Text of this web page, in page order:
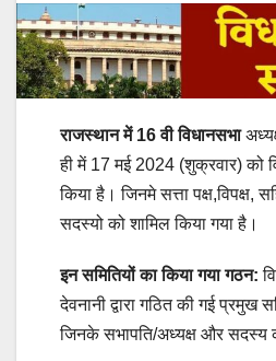
राजस्थान में 16 वी विधानसभा
ही में 17 मई 2024 (शुक्रवार) को
किया है। जिनमे सत्ता पक्ष,विपक्ष,
सदस्यो को शामिल किया गया है।
इन समितियों का किया गया गठन:
देवनानी द्वारा गठित की गई प्रमुख
जिनके सभापति/अध्यक्ष और सदस्य